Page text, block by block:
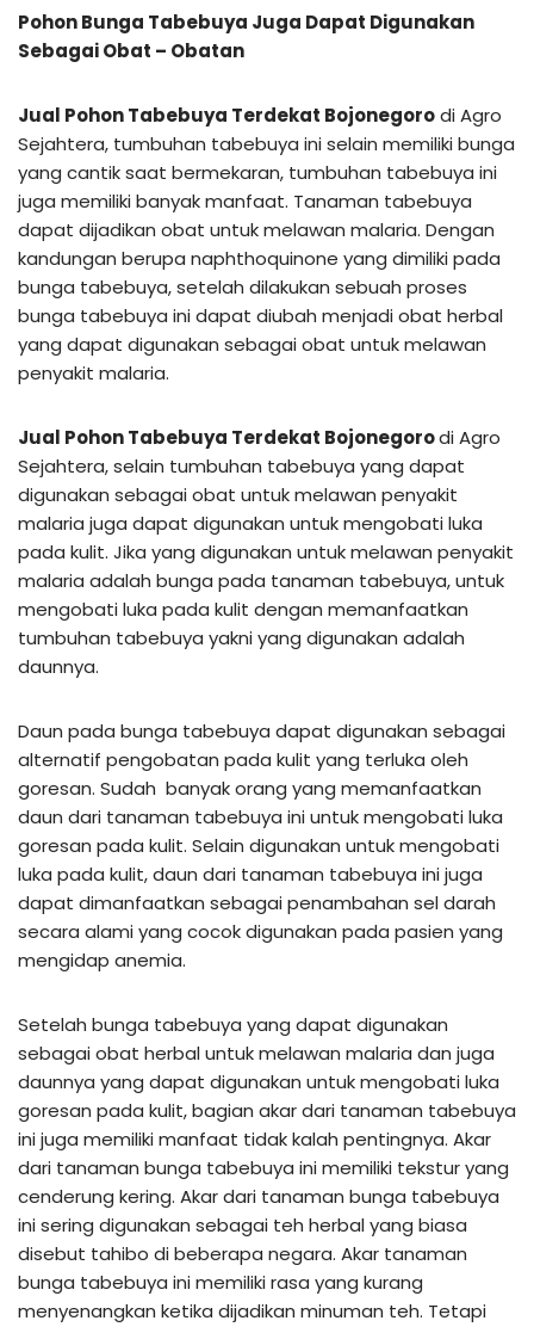
Pohon Bunga Tabebuya Juga Dapat Digunakan
Sebagai Obat – Obatan
Jual Pohon Tabebuya Terdekat Bojonegorodi Agro
Sejahtera, tumbuhan tabebuya ini selain memiliki bunga
yang cantik saat bermekaran, tumbuhan tabebuya ini
juga memiliki banyak manfaat. Tanaman tabebuya
dapat dijadikan obat untuk melawan malaria. Dengan
kandungan berupa naphthoquinone yang dimiliki pada
bunga tabebuya, setelah dilakukan sebuah proses
bunga tabebuya ini dapat diubah menjadi obat herbal
yang dapat digunakan sebagai obat untuk melawan
penyakit malaria.
Jual Pohon Tabebuya Terdekat Bojonegorodi Agro
Sejahtera, selain tumbuhan tabebuya yang dapat
digunakan sebagai obat untuk melawan penyakit
malaria juga dapat digunakan untuk mengobati luka
pada kulit. Jika yang digunakan untuk melawan penyakit
malaria adalah bunga pada tanaman tabebuya, untuk
mengobati luka pada kulit dengan memanfaatkan
tumbuhan tabebuya yakni yang digunakan adalah
daunnya.
Daun pada bunga tabebuya dapat digunakan sebagai
alternatif pengobatan pada kulit yang terluka oleh
goresan. Sudah banyak orang yang memanfaatkan
daun dari tanaman tabebuya ini untuk mengobati luka
goresan pada kulit. Selain digunakan untuk mengobati
luka pada kulit, daun dari tanaman tabebuya ini juga
dapat dimanfaatkan sebagai penambahan sel darah
secara alami yang cocok digunakan pada pasien yang
mengidap anemia.
Setelah bunga tabebuya yang dapat digunakan
sebagai obat herbal untuk melawan malaria dan juga
daunnya yang dapat digunakan untuk mengobati luka
goresan pada kulit, bagian akar dari tanaman tabebuya
ini juga memiliki manfaat tidak kalah pentingnya. Akar
dari tanaman bunga tabebuya ini memiliki tekstur yang
cenderung kering. Akar dari tanaman bunga tabebuya
ini sering digunakan sebagai teh herbal yang biasa
disebut tahibo di beberapa negara. Akar tanaman
bunga tabebuya ini memiliki rasa yang kurang
menyenangkan ketika dijadikan minuman teh. Tetapi